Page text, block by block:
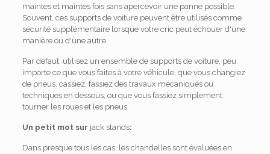
maintes et maintes fois sans apercevoir une panne possible.
Souvent, ces supports de voiture peuvent être utilisés comme
sécurité supplémentaire lorsque votre cric peut échouer d'une
manière ou d'une autre.
Par défaut, utilisez un ensemble de supports de voiture, peu
importe ce que vous faites à votre véhicule, que vous changiez
de pneus, cassiez, fassiez des travaux mécaniques ou
techniques en dessous, ou que vous fassiez simplement
tourner les roues et les pneus.
Un petit mot sur jack stands:
Dans presque tous les cas, les chandelles sont évaluées en